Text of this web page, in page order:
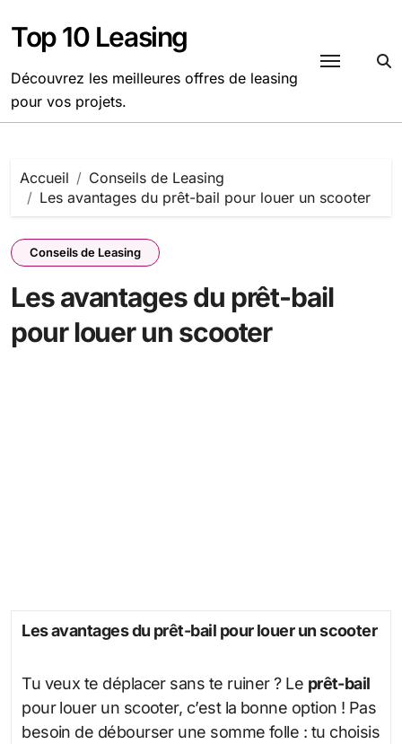
au
contenu
Top 10 Leasing
Découvrez les meilleures offres de leasing
pour vos projets.
Accueil
Conseils de Leasing
Les avantages du prêt-bail pour louer un scooter
Conseils de Leasing
Les avantages du prêt-bail
pour louer un scooter
Les avantages du prêt-bail pour louer un scooter
Tu veux te déplacer sans te ruiner ? Le prêt-bail
pour louer un scooter, c’est la bonne option ! Pas
besoin de débourser une somme folle : tu choisis